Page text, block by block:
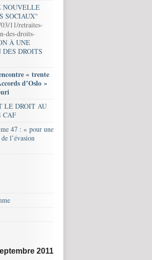
NOUVELLE
SOCIAUX"
11/retraites-
des-droits-
À UNE
DROITS
« trente
d’Oslo »
LE DROIT AU
CAF
47 : « pour une
l’évasion
2011